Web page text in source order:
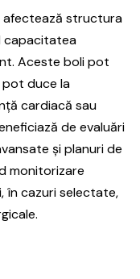
afectează structura
capacitatea
Aceste boli pot
duce la
cardiacă sau
de evaluări
și planuri de
monitorizare
în cazuri selectate,